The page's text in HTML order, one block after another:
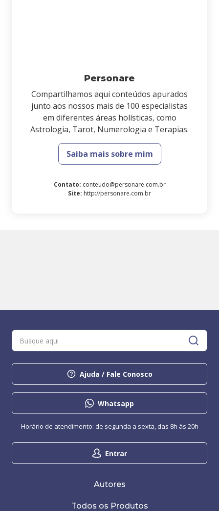
Personare
Compartilhamos aqui conteúdos apurados
junto aos nossos mais de 100 especialistas
em diferentes áreas holísticas, como
Astrologia, Tarot, Numerologia e Terapias.
Saiba mais sobre mim
Contato: conteudo@personare.com.br
Site: http://personare.com.br
Ajuda / Fale Conosco
Whatsapp
Entrar
Horário de atendimento: de segunda a sexta, das 8h às 20h
Autores
Todos os Produtos